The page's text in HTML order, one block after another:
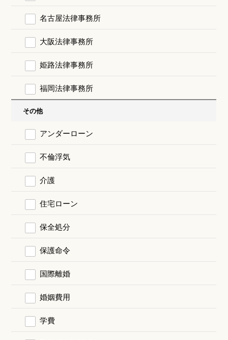
名古屋法律事務所
大阪法律事務所
姫路法律事務所
福岡法律事務所
その他
アンダーローン
不倫浮気
介護
住宅ローン
保全処分
保護命令
国際離婚
婚姻費用
学費